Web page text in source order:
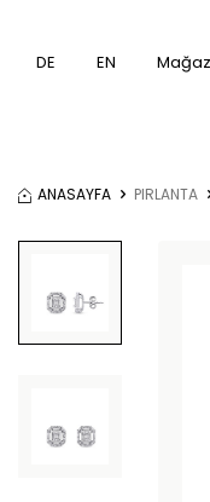
DE EN
ANASAYFA PIRLANTA